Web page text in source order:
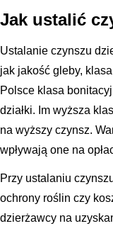
Jak ustalić
Ustalanie czynszu
jak jakość gleby,
Polsce klasa
działki. Im wyższa
na wyższy czynsz.
wpływają one na
Przy ustalaniu
ochrony roślin czy
dzierżawcy na